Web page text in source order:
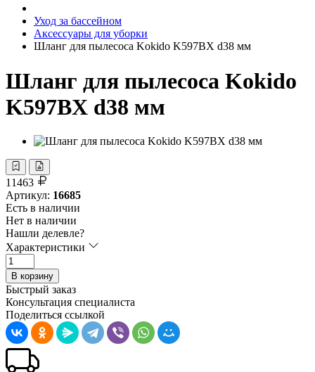
Уход за бассейном
Аксессуары для уборки
Шланг для пылесоса Kokido K597BX d38 мм
Шланг для пылесоса Kokido
K597BX d38 мм
11463
Артикул: 16685
Есть в наличии
Нет в наличии
Нашли делевле?
Характеристики
В корзину
Быстрый заказ
Консультация специалиста
Поделиться ссылкой